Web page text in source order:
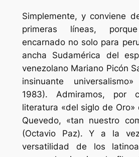
Simplemente, y conviene
primeras líneas,
encarnado no solo para
ancha Sudamérica del
venezolano Mariano Picón
insinuante
1983). Admiramos, por
literatura «del siglo de Oro»
Quevedo, «tan nuestro
(Octavio Paz). Y a la
versatilidad de los